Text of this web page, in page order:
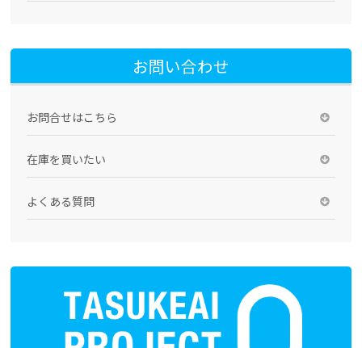
お問い合わせ
お問合せはこちら
在庫を買いたい
よくある質問